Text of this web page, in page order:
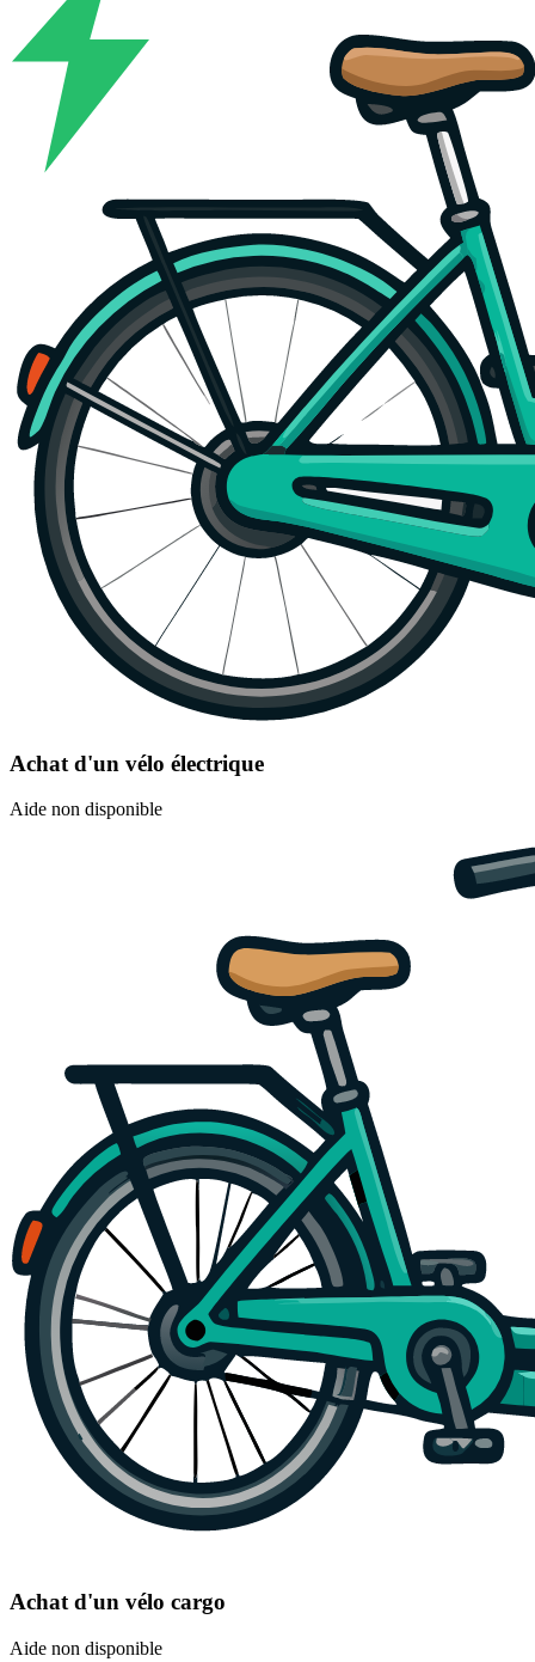
Achat d'un vélo électrique
Aide non disponible
Achat d'un vélo cargo
Aide non disponible